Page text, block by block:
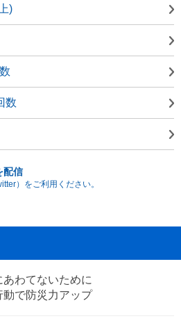
)
数
配信
）をご利用ください。
わてないために
で防災力アップ